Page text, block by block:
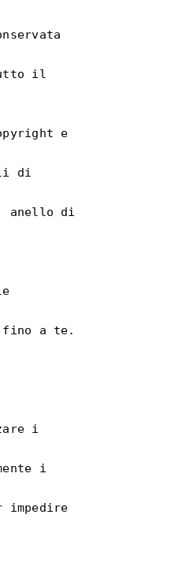
il
e
di
anello di
fino a te.
i
i
impedire